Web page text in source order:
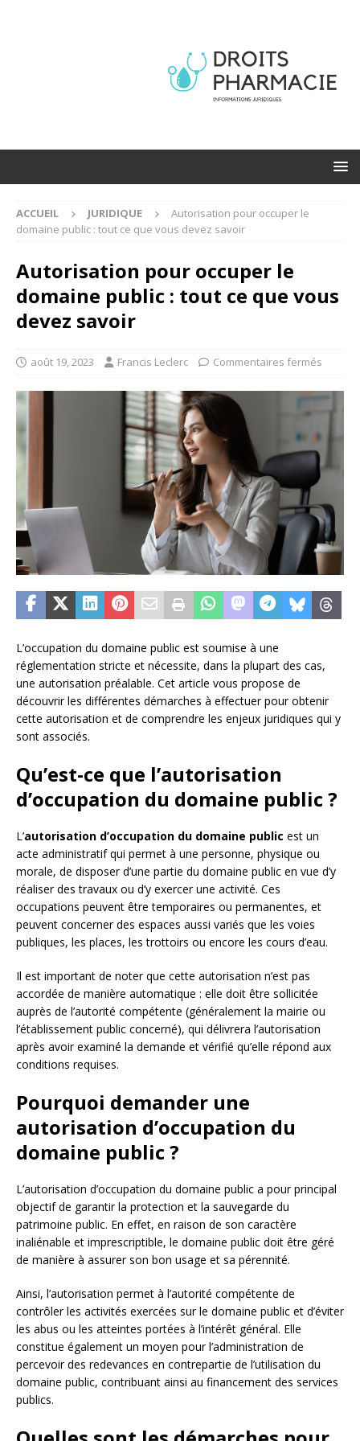
ACCUEIL JURIDIQUE
Autorisation pour occuper le
domaine public : tout ce que vous devez savoir
Autorisation pour occuper le
domaine public : tout ce que vous
devez savoir
août 19, 2023 Francis Leclerc Commentaires fermés
L’occupation du domaine public est soumise à une
réglementation stricte et nécessite, dans la plupart des cas,
une autorisation préalable. Cet article vous propose de
découvrir les différentes démarches à effectuer pour obtenir
cette autorisation et de comprendre les enjeux juridiques qui y
sont associés.
Qu’est-ce que l’autorisation
d’occupation du domaine public ?
L’autorisation d’occupation du domaine public est un
acte administratif qui permet à une personne, physique ou
morale, de disposer d’une partie du domaine public en vue d’y
réaliser des travaux ou d’y exercer une activité. Ces
occupations peuvent être temporaires ou permanentes, et
peuvent concerner des espaces aussi variés que les voies
publiques, les places, les trottoirs ou encore les cours d’eau.
Il est important de noter que cette autorisation n’est pas
accordée de manière automatique : elle doit être sollicitée
auprès de l’autorité compétente (généralement la mairie ou
l’établissement public concerné), qui délivrera l’autorisation
après avoir examiné la demande et vérifié qu’elle répond aux
conditions requises.
Pourquoi demander une
autorisation d’occupation du
domaine public ?
L’autorisation d’occupation du domaine public a pour principal
objectif de garantir la protection et la sauvegarde du
patrimoine public. En effet, en raison de son caractère
inaliénable et imprescriptible, le domaine public doit être géré
de manière à assurer son bon usage et sa pérennité.
Ainsi, l’autorisation permet à l’autorité compétente de
contrôler les activités exercées sur le domaine public et d’éviter
les abus ou les atteintes portées à l’intérêt général. Elle
constitue également un moyen pour l’administration de
percevoir des redevances en contrepartie de l’utilisation du
domaine public, contribuant ainsi au financement des services
publics.